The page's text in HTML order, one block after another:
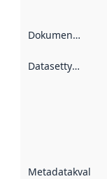
Dokumentasjon
Datasettype
Metadatakvalitet